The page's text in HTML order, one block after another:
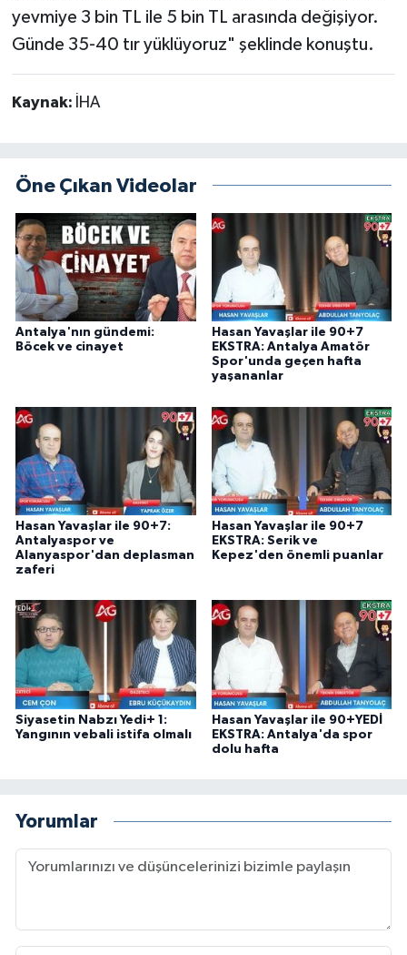
yevmiye 3 bin TL ile 5 bin TL arasında değişiyor.
Günde 35-40 tır yüklüyoruz" şeklinde konuştu.
Kaynak: İHA
Öne Çıkan Videolar
Antalya'nın gündemi:
Böcek ve cinayet
Hasan Yavaşlar ile 90+7
EKSTRA: Antalya Amatör
Spor'unda geçen hafta
yaşananlar
Hasan Yavaşlar ile 90+7:
Antalyaspor ve
Alanyaspor'dan deplasman
zaferi
Hasan Yavaşlar ile 90+7
EKSTRA: Serik ve
Kepez'den önemli puanlar
Siyasetin Nabzı Yedi+ 1:
Yangının vebali istifa olmalı
Hasan Yavaşlar ile 90+YEDİ
EKSTRA: Antalya'da spor
dolu hafta
Yorumlar